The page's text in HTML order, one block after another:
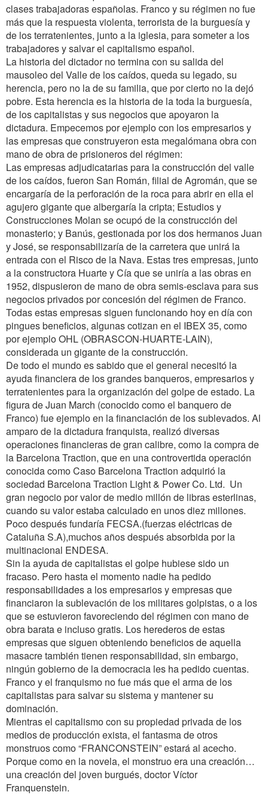
clases trabajadoras españolas. Franco y su régimen no fue
más que la respuesta violenta, terrorista de la burguesía y
de los terratenientes, junto a la iglesia, para someter a los
trabajadores y salvar el capitalismo español.
La historia del dictador no termina con su salida del
mausoleo del Valle de los caídos, queda su legado, su
herencia, pero no la de su familia, que por cierto no la dejó
pobre. Esta herencia es la historia de la toda la burguesía,
de los capitalistas y sus negocios que apoyaron la
dictadura. Empecemos por ejemplo con los empresarios y
las empresas que construyeron esta megalómana obra con
mano de obra de prisioneros del régimen:
Las empresas adjudicatarias para la construcción del valle
de los caídos, fueron San Román, filial de Agromán, que se
encargaría de la perforación de la roca para abrir en ella el
agujero gigante que albergaría la cripta; Estudios y
Construcciones Molan se ocupó de la construcción del
monasterio; y Banús, gestionada por los dos hermanos Juan
y José, se responsabilizaría de la carretera que unirá la
entrada con el Risco de la Nava. Estas tres empresas, junto
a la constructora Huarte y Cía que se uniría a las obras en
1952, dispusieron de mano de obra semis-esclava para sus
negocios privados por concesión del régimen de Franco.
Todas estas empresas siguen funcionando hoy en día con
pingues beneficios, algunas cotizan en el IBEX 35, como
por ejemplo OHL (OBRASCON-HUARTE-LAIN),
considerada un gigante de la construcción.
De todo el mundo es sabido que el general necesitó la
ayuda financiera de los grandes banqueros, empresarios y
terratenientes para la organización del golpe de estado. La
figura de Juan March (conocido como el banquero de
Franco) fue ejemplo en la financiación de los sublevados. Al
amparo de la dictadura franquista, realizó diversas
operaciones financieras de gran calibre, como la compra de
la Barcelona Traction, que en una controvertida operación
conocida como Caso Barcelona Traction adquirió la
sociedad Barcelona Traction Light & Power Co. Ltd. Un
gran negocio por valor de medio millón de libras esterlinas,
cuando su valor estaba calculado en unos diez millones.
Poco después fundaría FECSA.(fuerzas eléctricas de
Cataluña S.A),muchos años después absorbida por la
multinacional ENDESA.
Sin la ayuda de capitalistas el golpe hubiese sido un
fracaso. Pero hasta el momento nadie ha pedido
responsabilidades a los empresarios y empresas que
financiaron la sublevación de los militares golpistas, o a los
que se estuvieron favoreciendo del régimen con mano de
obra barata e incluso gratis. Los herederos de estas
empresas que siguen obteniendo beneficios de aquella
masacre también tienen responsabilidad, sin embargo,
ningún gobierno de la democracia les ha pedido cuentas.
Franco y el franquismo no fue más que el arma de los
capitalistas para salvar su sistema y mantener su
dominación.
Mientras el capitalismo con su propiedad privada de los
medios de producción exista, el fantasma de otros
monstruos como “FRANCONSTEIN” estará al acecho.
Porque como en la novela, el monstruo era una creación…
una creación del joven burgués, doctor Víctor
Franquenstein.